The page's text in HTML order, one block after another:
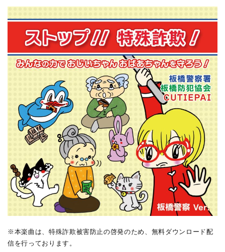
※本楽曲は、特殊詐欺被害防止の啓発のため、無料ダウンロード配
信を行っております。